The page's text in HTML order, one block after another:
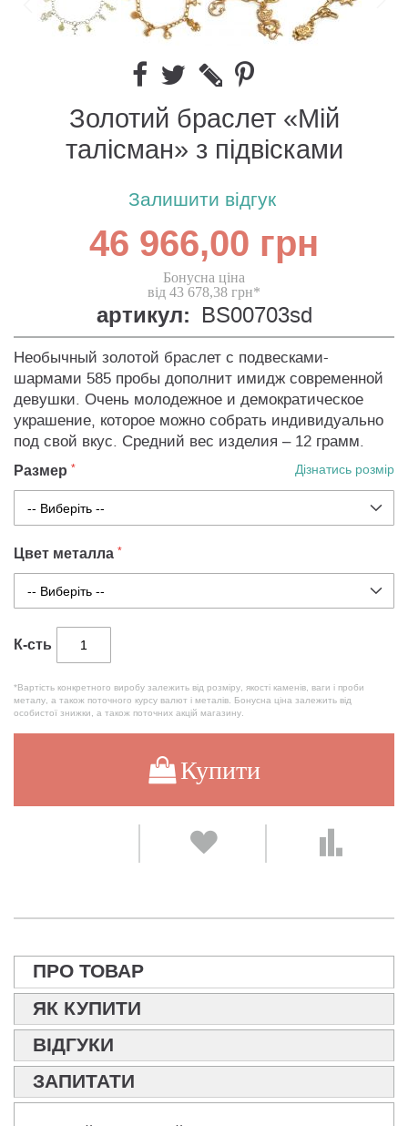
Золотий браслет «Мій
талісман» з підвісками
Залишити відгук
46 966,00 грн
Бонусна ціна
від 43 678,38 грн*
артикул: BS00703sd
Необычный золотой браслет с подвесками-
шармами 585 пробы дополнит имидж современной
девушки. Очень молодежное и демократическое
украшение, которое можно собрать индивидуально
под свой вкус. Средний вес изделия – 12 грамм.
Размер Дізнатись розмір
Цвет металла
К-сть
*Вартість конкретного виробу залежить від розміру, якості каменів, ваги і проби
металу, а також поточного курсу валют і металів. Бонусна ціна залежить від
особистої знижки, а також поточних акцій магазину.
Купити
ПРО ТОВАР
ЯК КУПИТИ
ВІДГУКИ
ЗАПИТАТИ